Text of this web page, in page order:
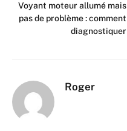
Voyant moteur allumé mais
pas de problème : comment
diagnostiquer
Roger